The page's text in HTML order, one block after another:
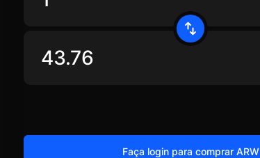
Faça login para comprar ARW